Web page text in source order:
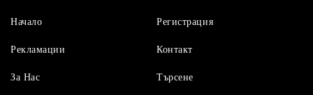
Начало
Рекламации
За Нас
Регистрация
Контакт
Търсене